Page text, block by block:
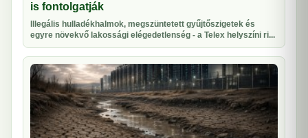
is fontolgatják
Illegális hulladékhalmok, megszüntetett gyűjtőszigetek és
egyre növekvő lakossági elégedetlenség - a Telex helyszíni ri...